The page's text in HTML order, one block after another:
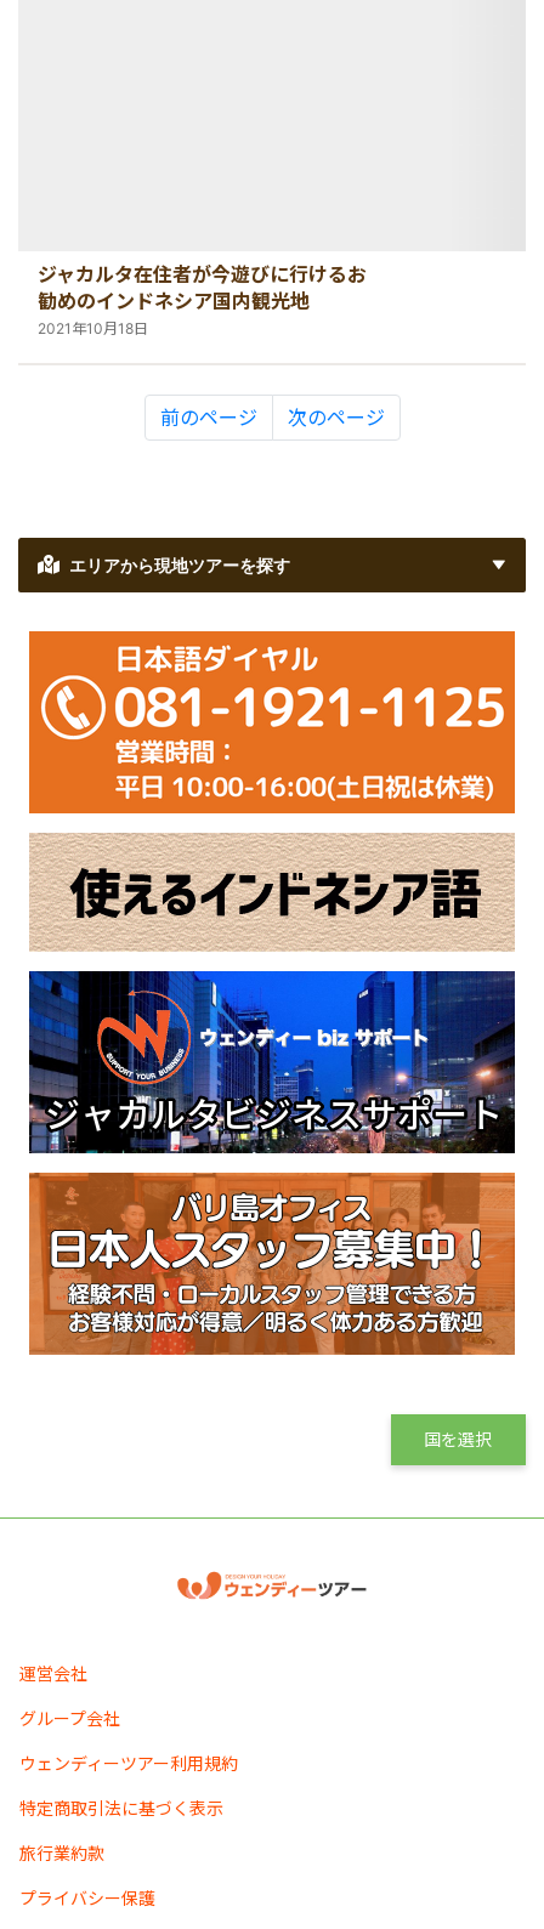
ジャカルタ在住者が今遊びに行けるお
勧めのインドネシア国内観光地
2021年10月18日
前のページ 次のページ
エリアから現地ツアーを探す
国を選択
運営会社
グループ会社
ウェンディーツアー利用規約
特定商取引法に基づく表示
旅行業約款
プライバシー保護